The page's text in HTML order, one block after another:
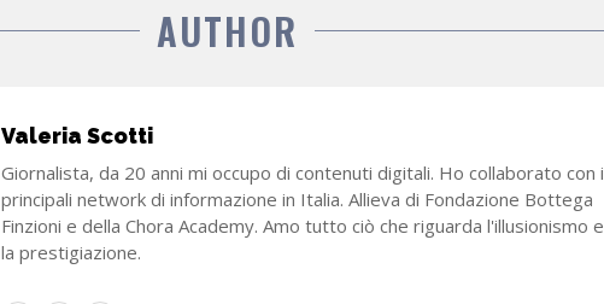
AUTHOR
Valeria Scotti
Giornalista, da 20 anni mi occupo di contenuti digitali. Ho collaborato con i
principali network di informazione in Italia. Allieva di Fondazione Bottega
Finzioni e della Chora Academy. Amo tutto ciò che riguarda l'illusionismo e
la prestigiazione.